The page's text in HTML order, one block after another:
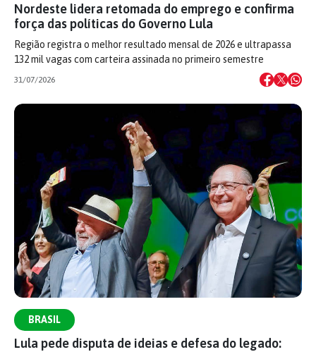
Nordeste lidera retomada do emprego e confirma
força das políticas do Governo Lula
Região registra o melhor resultado mensal de 2026 e ultrapassa
132 mil vagas com carteira assinada no primeiro semestre
31/07/2026
BRASIL
Lula pede disputa de ideias e defesa do legado: